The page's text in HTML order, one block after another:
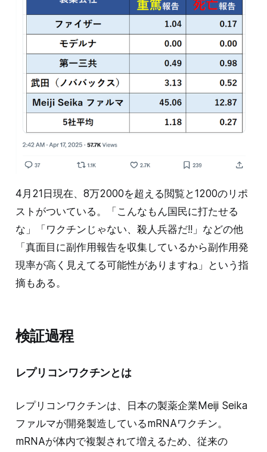
4月21日現在、8万2000を超える閲覧と1200のリポ
ストがついている。「こんなもん国民に打たせる
な」「ワクチンじゃない、殺人兵器だ!!」などの他
「真面目に副作用報告を収集しているから副作用発
現率が高く見えてる可能性がありますね」という指
摘もある。
検証過程
レプリコンワクチンとは
レプリコンワクチンは、日本の製薬企業Meiji Seika
ファルマが開発製造しているmRNAワクチン。
mRNAが体内で複製されて増えるため、従来の